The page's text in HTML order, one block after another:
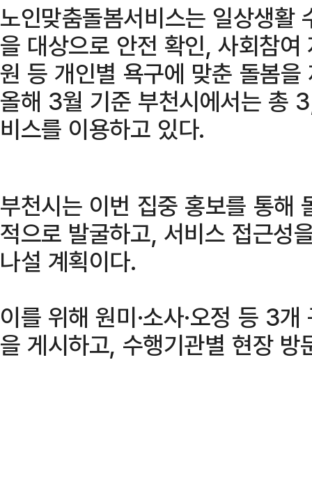
노인맞춤돌봄서비스는 일상생활
을 대상으로 안전 확인, 사회참
원 등 개인별 욕구에 맞춘 돌봄을
올해 3월 기준 부천시에서는 총
비스를 이용하고 있다.
부천시는 이번 집중 홍보를 통해
적으로 발굴하고, 서비스 접근성
나설 계획이다.
이를 위해 원미·소사·오정 등 3
을 게시하고, 수행기관별 현장